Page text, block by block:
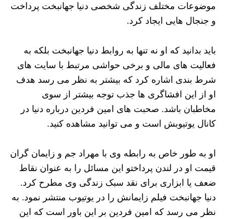
موضوعات مختلف زندگی شخصی دنیا جهانبخت پرداخت
و جنجال هایی ایجاد کرد.
باید بدانید که او نه تنها به روابط دنیا جهانبخت بلکه به
فعالیت های مالی و برخی حواشی مرتبط با سایت های
شرط بندی اشاره کرد که بیشتر به نظر می رسد هدف
او از این افشاگری ها جذب توجه بیشتر از سوی
مخاطبان باشد. صحبت های امین فردین درباره دنیا در
کانال یوتیوبش است و می توانید مشاهده کنید.
او به طور خاص به رابطه وی با مهراد جم و زایمان گران
قیمت او در لندن پرداختو این مسائل را به عنوان نقاط
ضعف یا ابزاری برای نقد سبک زندگی وی مطرح کرد.
دنیا جهانبخت فیلم زایمانش را در یوتیوب منتشر نمود. به
نظر می رسد که امین فردین بر این باور است که این